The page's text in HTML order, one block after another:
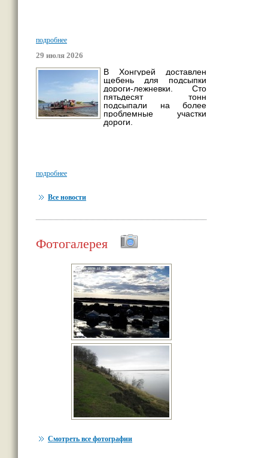
подробнее
29 июля 2026
В Хонгурей доставлен
щебень для подсыпки
дороги-лежневки. Сто
пятьдесят тонн
подсыпали на более
проблемные участки
дороги.
подробнее
Все новости
Фотогалерея
Смотреть все фотографии